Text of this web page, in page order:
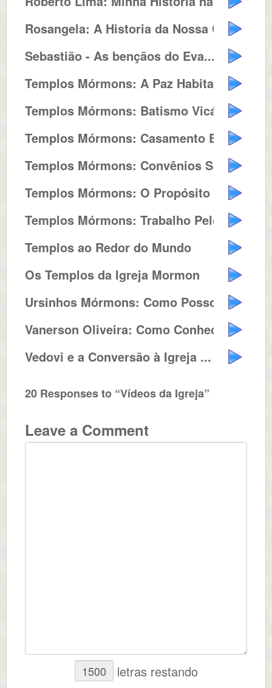
Rosangela: A Historia da Nossa C...
Sebastião - As bençãos do Eva...
Templos Mórmons: A Paz Habita n...
Templos Mórmons: Batismo Vicário
Templos Mórmons: Casamento Eterno
Templos Mórmons: Convênios Sag...
Templos Mórmons: O Propósito d...
Templos Mórmons: Trabalho Pelos...
Templos ao Redor do Mundo
Os Templos da Igreja Mormon
Ursinhos Mórmons: Como Posso Fa...
Vanerson Oliveira: Como Conheci ...
Vedovi e a Conversão à Igreja ...
20 Responses to “Vídeos da Igreja”
Leave a Comment
letras restando